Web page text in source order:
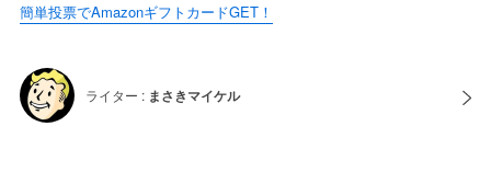
簡単投票でAmazonギフトカードGET！
ライター : まさきマイケル